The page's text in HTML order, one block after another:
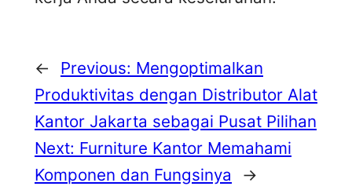
← Previous: Mengoptimalkan
Produktivitas dengan Distributor Alat
Kantor Jakarta sebagai Pusat Pilihan
Next: Furniture Kantor Memahami
Komponen dan Fungsinya
→